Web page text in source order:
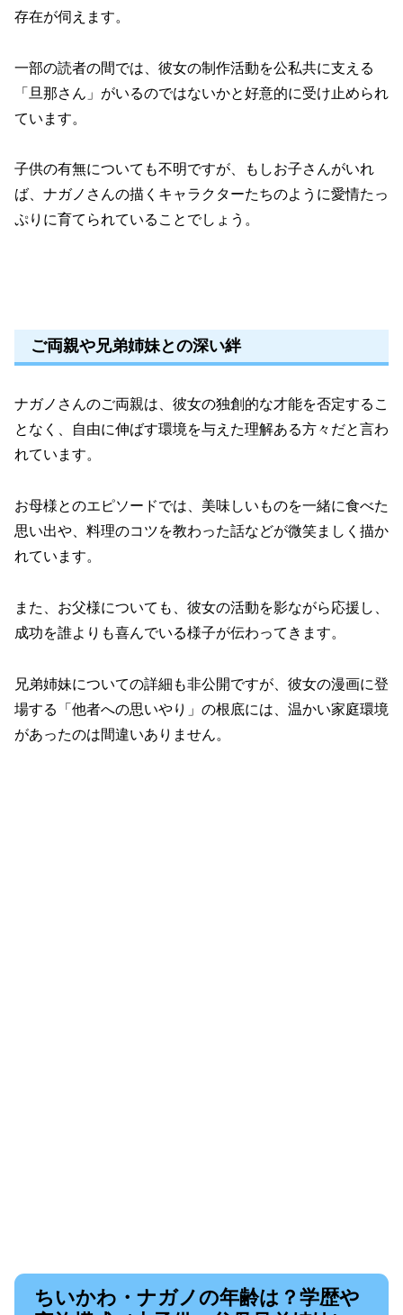
存在が伺えます。
一部の読者の間では、彼女の制作活動を公私共に支える
「旦那さん」がいるのではないかと好意的に受け止められ
ています。
子供の有無についても不明ですが、もしお子さんがいれ
ば、ナガノさんの描くキャラクターたちのように愛情たっ
ぷりに育てられていることでしょう。
ご両親や兄弟姉妹との深い絆
ナガノさんのご両親は、彼女の独創的な才能を否定するこ
となく、自由に伸ばす環境を与えた理解ある方々だと言わ
れています。
お母様とのエピソードでは、美味しいものを一緒に食べた
思い出や、料理のコツを教わった話などが微笑ましく描か
れています。
また、お父様についても、彼女の活動を影ながら応援し、
成功を誰よりも喜んでいる様子が伝わってきます。
兄弟姉妹についての詳細も非公開ですが、彼女の漫画に登
場する「他者への思いやり」の根底には、温かい家庭環境
があったのは間違いありません。
ちいかわ・ナガノの年齢は？学歴や